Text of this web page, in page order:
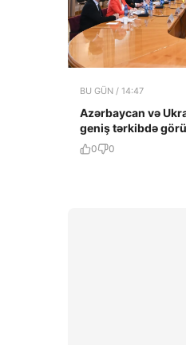
BU GÜN / 14:47
Azərbaycan və
geniş tərkibdə
0 0